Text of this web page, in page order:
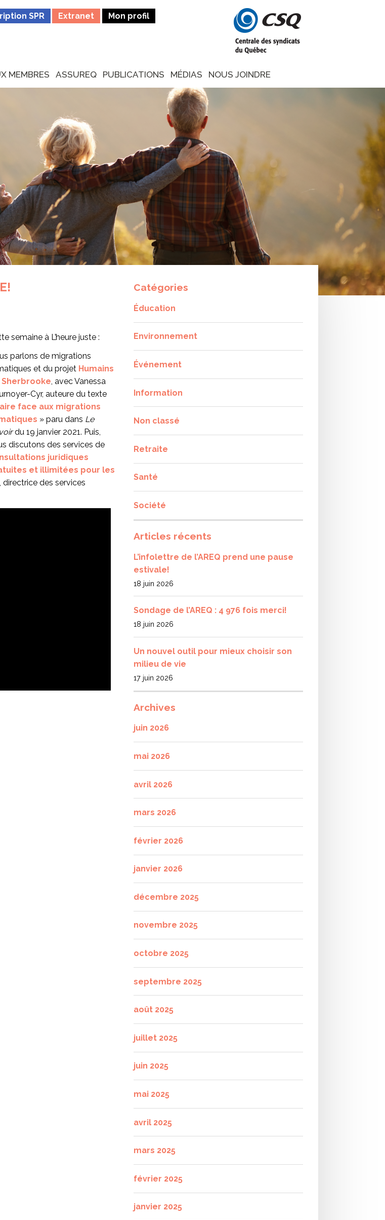
SPR Extranet Mon profil
MEMBRES ASSUREQ PUBLICATIONS MÉDIAS NOUS JOINDRE
semaine à L’heure juste :
parlons de migrations
et du projet Humains
Sherbrooke, avec Vanessa
Cyr, auteure du texte
face aux migrations
» paru dans Le
du 19 janvier 2021. Puis,
discutons des services de
juridiques
et illimitées pour les
directrice des services
Catégories
Éducation
Environnement
Événement
Information
Non classé
Retraite
Santé
Société
Articles récents
L’infolettre de l’AREQ prend une pause
estivale!
18 juin 2026
Sondage de l’AREQ : 4 976 fois merci!
18 juin 2026
Un nouvel outil pour mieux choisir son
milieu de vie
17 juin 2026
Archives
juin 2026
mai 2026
avril 2026
mars 2026
février 2026
janvier 2026
décembre 2025
novembre 2025
octobre 2025
septembre 2025
août 2025
juillet 2025
juin 2025
mai 2025
avril 2025
mars 2025
février 2025
janvier 2025